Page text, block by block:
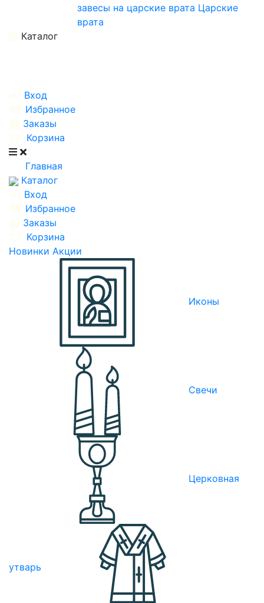
завесы на царские врата Царские
врата
Каталог
Вход
Избранное
Заказы
Корзина
Главная
Каталог
Вход
Избранное
Заказы
Корзина
Новинки Акции
Иконы
Свечи
Церковная
утварь